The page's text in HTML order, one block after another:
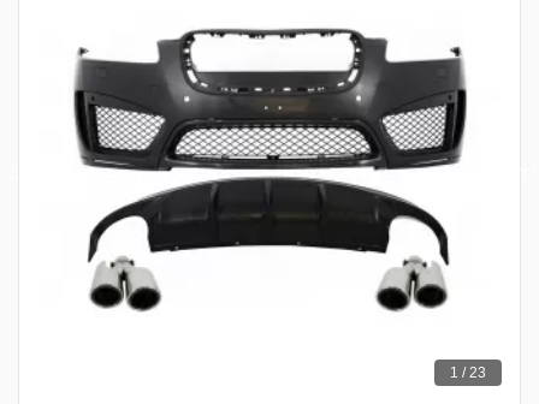
1 / 23